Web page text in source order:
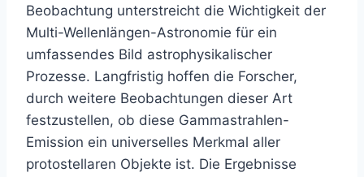
Beobachtung unterstreicht die Wichtigkeit der
Multi-Wellenlängen-Astronomie für ein
umfassendes Bild astrophysikalischer
Prozesse. Langfristig hoffen die Forscher,
durch weitere Beobachtungen dieser Art
festzustellen, ob diese Gammastrahlen-
Emission ein universelles Merkmal aller
protostellaren Objekte ist. Die Ergebnisse